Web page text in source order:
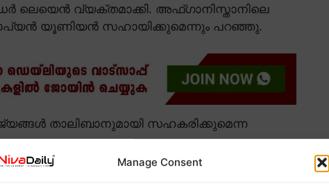
Manage Consent
വ്യക്തമാക്കി. അഫ്ഗാനിസ്താനിലെ
യൂണിയൻ സഹായിക്കുമെന്നും പറഞ്ഞു.
താലിബാനുമായി സഹകരിക്കുമെന്ന